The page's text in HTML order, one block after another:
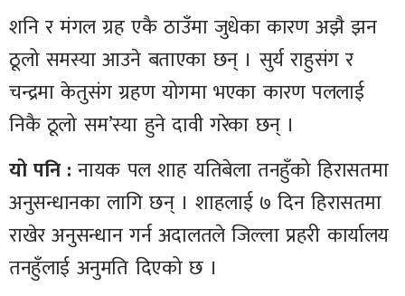
शनि र मंगल ग्रह एकै ठाउँमा जुधेका कारण अझै झन
ठूलो समस्या आउने बताएका छन् । सुर्य राहुसंग र
चन्द्रमा केतुसंग ग्रहण योगमा भएका कारण पललाई
निकै ठूलो सम’स्या हुने दावी गरेका छन् ।
यो पनि :नायक पल शाह यतिबेला तनहुँको हिरासतमा
अनुसन्धानका लागि छन् । शाहलाई ७ दिन हिरासतमा
राखेर अनुसन्धान गर्न अदालतले जिल्ला प्रहरी कार्यालय
तनहुँलाई अनुमति दिएको छ ।